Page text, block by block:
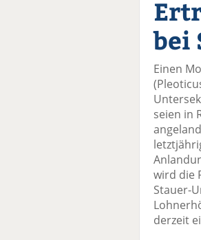
bei
Einen
seien in
wird die
Stauer-
derzeit